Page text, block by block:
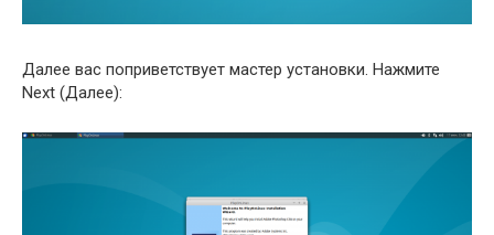
Далее вас поприветствует мастер установки. Нажмите
Next (Далее):